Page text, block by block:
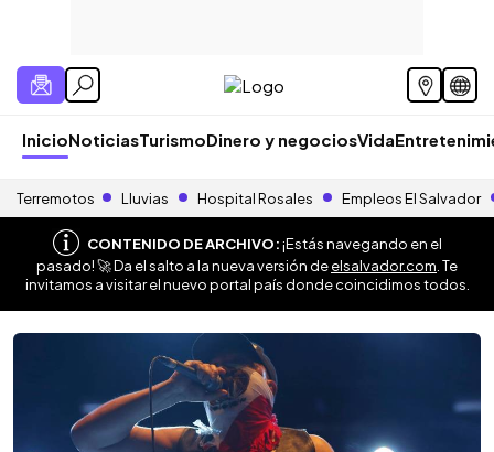
InicioNoticiasTurismoDinero y negociosVida
Terremotos Lluvias Hospital Rosales Empleos El Salvador
CONTENIDO DE ARCHIVO:¡Estás navegando en el
pasado! 🚀 Da el salto a la nueva versión deelsalvador.com . Te
invitamos a visitar el nuevo portal país donde coincidimos todos.